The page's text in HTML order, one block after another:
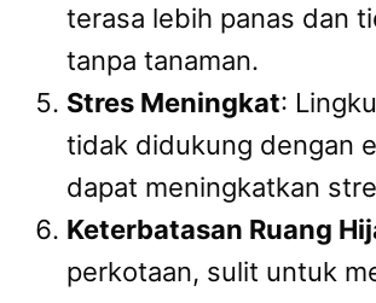
terasa lebih panas dan
tanpa tanaman.
Stres Meningkat:
tidak didukung dengan
dapat meningkatkan
Keterbatasan Ruang
perkotaan, sulit untuk